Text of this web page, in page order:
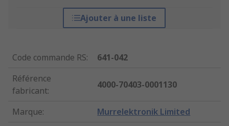
Ajouter à une liste
Code commande RS:
641-042
Référence
fabricant:
4000-70403-0001130
Marque: Murrelektronik Limited